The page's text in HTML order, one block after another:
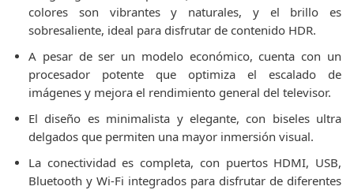
colores son vibrantes y naturales, y el brillo es
sobresaliente, ideal para disfrutar de contenido HDR.
A pesar de ser un modelo económico, cuenta con un
procesador potente que optimiza el escalado de
imágenes y mejora el rendimiento general del televisor.
El diseño es minimalista y elegante, con biseles ultra
delgados que permiten una mayor inmersión visual.
La conectividad es completa, con puertos HDMI, USB,
Bluetooth y Wi-Fi integrados para disfrutar de diferentes